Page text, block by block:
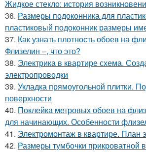
Жидкое стекло: история
36. Размеры подоконника для
пластиковый подоконник размеры
37. Как узнать плотность обоев на
Флизелин –, что это?
38. Электрика в квартире схема.
электропроводки
39. Укладка прямоугольной плитки.
поверхности
40. Поклейка метровых обоев на
для начинающих. Особенности
41. Электромонтаж в квартире. План
42. Размеры тумбочки прикроватной